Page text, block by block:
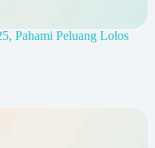
Pahami Peluang Lolos